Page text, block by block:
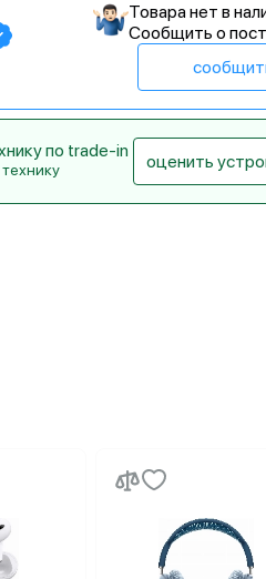
Товара нет в
Сообщить о
по trade-in
оценить